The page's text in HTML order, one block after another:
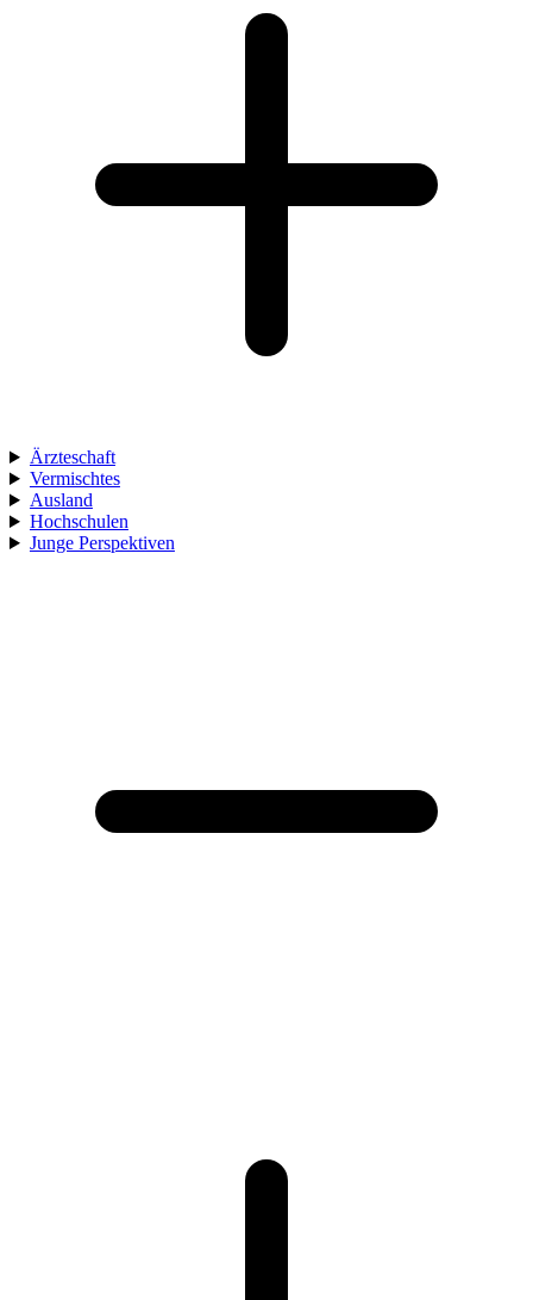
Ärzteschaft
Vermischtes
Ausland
Hochschulen
Junge Perspektiven